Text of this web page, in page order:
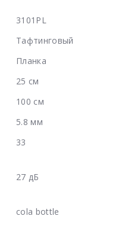
3101PL
Тафтинговый
Планка
25 см
100 см
5.8 мм
33
27 дБ
cola bottle